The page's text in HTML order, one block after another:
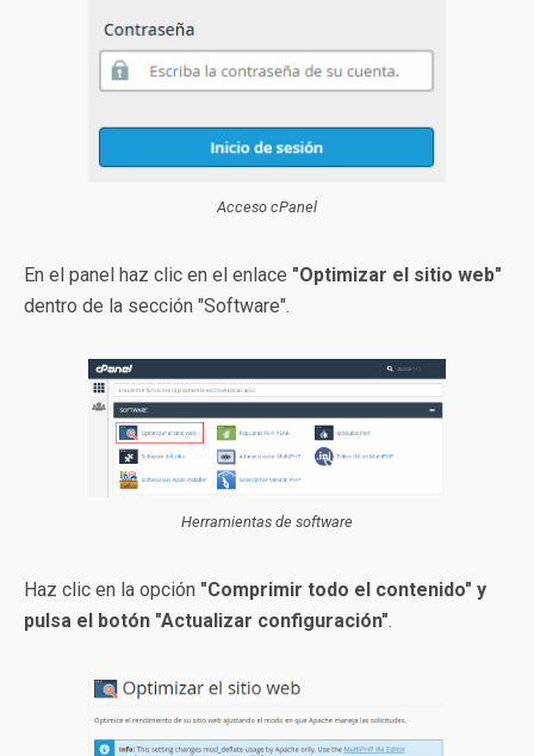
Acceso cPanel
En el panel haz clic en el enlace "Optimizar el sitio web"
dentro de la sección "Software".
Herramientas de software
Haz clic en la opción "Comprimir todo el contenido" y
pulsa el botón "Actualizar configuración".